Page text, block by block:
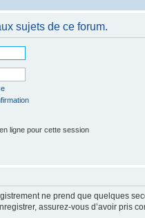
sujets de ce forum.
ligne pour cette session
ne prend que quelques
assurez-vous d’avoir pris